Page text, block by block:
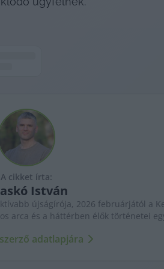
A cikket írta:
István
újságírója, 2026 februárjától a
arca és a háttérben élők történetei
adatlapjára